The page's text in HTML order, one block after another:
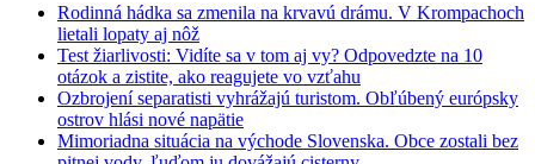
Rodinná hádka sa zmenila na krvavú drámu. V Krompachoch
lietali lopaty aj nôž
Test žiarlivosti: Vidíte sa v tom aj vy? Odpovedzte na 10
otázok a zistite, ako reagujete vo vzťahu
Ozbrojení separatisti vyhrážajú turistom. Obľúbený európsky
ostrov hlási nové napätie
Mimoriadna situácia na východe Slovenska. Obce zostali bez